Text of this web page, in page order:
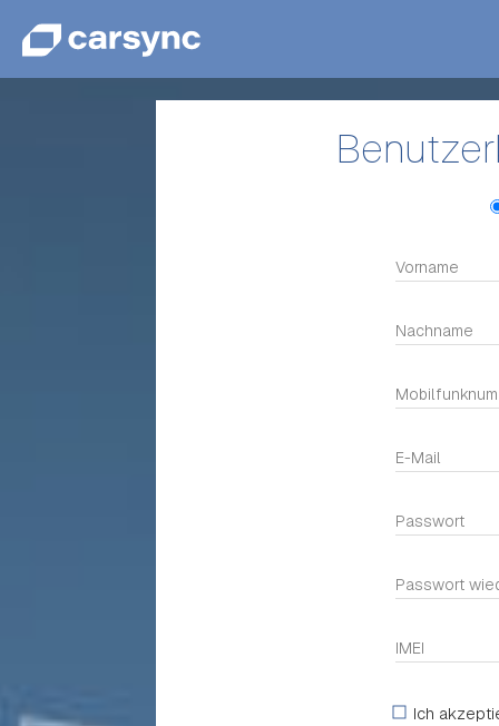
Vorname
Nachname
E-Mail
Passwort
Passwort
IMEI
Ich